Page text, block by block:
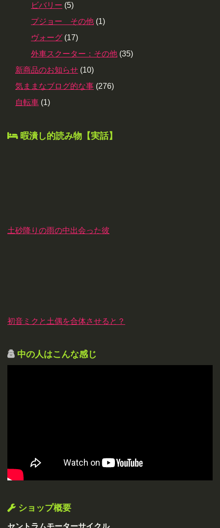
ビバリー (5)
プジョー その他 (1)
ヴォーグ (17)
外車スクーター：その他 (35)
新商品のお知らせ (10)
気ままなブログ的な事 (276)
自転車 (1)
暇潰し的読み物【実話】
土砂降りの雨の中出会った彼
初音ミクと土偶を合体させると？
中の人はこんな感じ
ショップ概要